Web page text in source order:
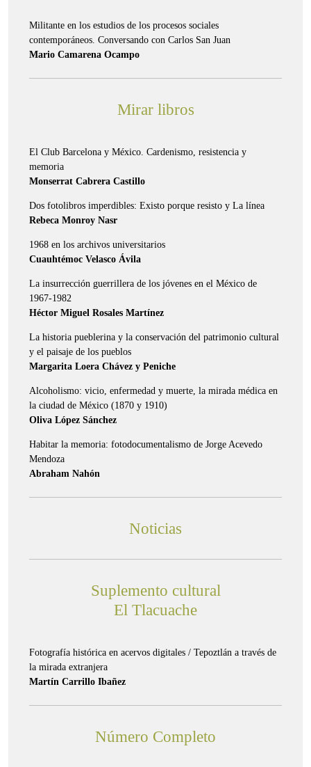
Militante en los estudios de los procesos sociales
contemporáneos. Conversando con Carlos San Juan
Mario Camarena Ocampo
Mirar libros
El Club Barcelona y México. Cardenismo, resistencia y
memoria
Monserrat Cabrera Castillo
Dos fotolibros imperdibles: Existo porque resisto y La línea
Rebeca Monroy Nasr
1968 en los archivos universitarios
Cuauhtémoc Velasco Ávila
La insurrección guerrillera de los jóvenes en el México de
1967-1982
Héctor Miguel Rosales Martínez
La historia pueblerina y la conservación del patrimonio cultural
y el paisaje de los pueblos
Margarita Loera Chávez y Peniche
Alcoholismo: vicio, enfermedad y muerte, la mirada médica en
la ciudad de México (1870 y 1910)
Oliva López Sánchez
Habitar la memoria: fotodocumentalismo de Jorge Acevedo
Mendoza
Abraham Nahón
Noticias
Suplemento cultural
El Tlacuache
Fotografía histórica en acervos digitales / Tepoztlán a través de
la mirada extranjera
Martín Carrillo Ibañez
Número Completo